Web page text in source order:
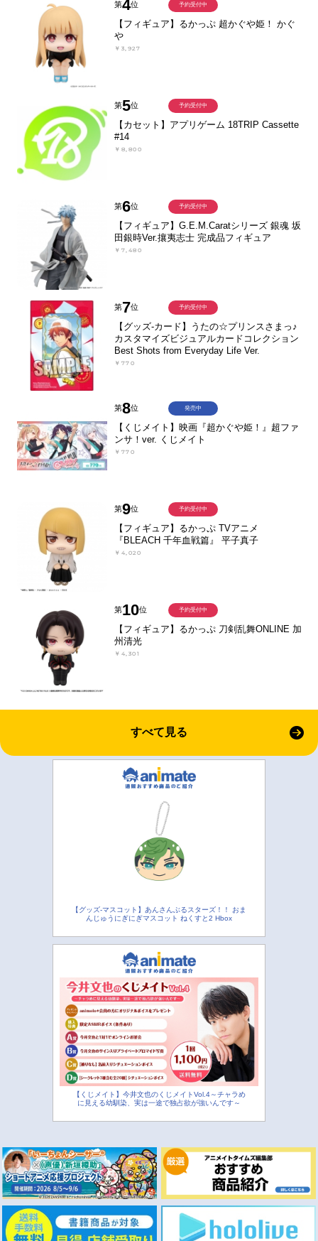
第4位
【フィギュア】るかっぷ 超かぐや姫！ かぐ
や
￥3,927
予約受付中
第5位
【カセット】アプリゲーム 18TRIP Cassette
#14
￥8,800
予約受付中
第6位
【フィギュア】G.E.M.Caratシリーズ 銀魂 坂
田銀時Ver.攘夷志士 完成品フィギュア
￥7,480
予約受付中
第7位
【グッズ-カード】うたの☆プリンスさまっ♪
カスタマイズビジュアルカードコレクション
Best Shots from Everyday Life Ver.
￥770
予約受付中
第8位
【くじメイト】映画『超かぐや姫！』超ファ
ンサ！ver. くじメイト
￥770
発売中
第9位
【フィギュア】るかっぷ TVアニメ
『BLEACH 千年血戦篇』 平子真子
￥4,020
予約受付中
第10位
【フィギュア】るかっぷ 刀剣乱舞ONLINE 加
州清光
￥4,301
予約受付中
すべて見る
【グッズ-マスコット】あんさんぶるスターズ！！ おま
んじゅうにぎにぎマスコット ねくすと2 Hbox
【くじメイト】今井文也のくじメイトVol.4～チャラめ
に見える幼馴染、実は一途で独占欲が強いんです～